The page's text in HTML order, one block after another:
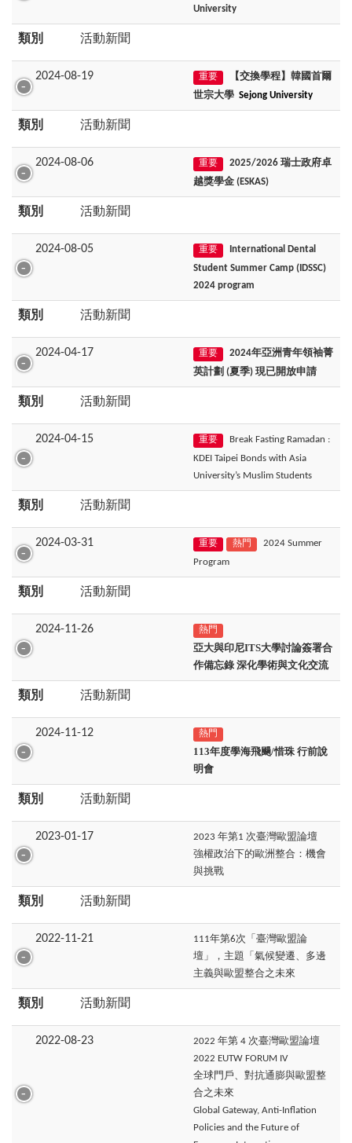
University
類別 活動新聞
2024-08-19 重要
【交換學程】韓國首爾
世宗大學 Sejong University
類別 活動新聞
2024-08-06 重要
2025/2026 瑞士政府卓
越獎學金 (ESKAS)
類別 活動新聞
2024-08-05 重要
International Dental
Student Summer Camp (IDSSC)
2024 program
類別 活動新聞
2024-04-17 重要
2024年亞洲青年領袖菁
英計劃 (夏季) 現已開放申請
類別 活動新聞
2024-04-15 重要
Break Fasting Ramadan :
KDEI Taipei Bonds with Asia
University’s Muslim Students
類別 活動新聞
2024-03-31 重要 熱門
2024 Summer
Program
類別 活動新聞
2024-11-26 熱門
亞大與印尼ITS大學討論簽署合
作備忘錄 深化學術與文化交流
類別 活動新聞
2024-11-12 熱門
113年度學海飛颺/惜珠 行前說
明會
類別 活動新聞
2023-01-17
2023 年第1 次臺灣歐盟論壇
強權政治下的歐洲整合：機會
與挑戰
類別 活動新聞
2022-11-21
111年第6次「臺灣歐盟論
壇」，主題「氣候變遷、多邊
主義與歐盟整合之未來
類別 活動新聞
2022-08-23
2022 年第 4 次臺灣歐盟論壇
2022 EUTW FORUM IV
全球門戶、對抗通膨與歐盟整
合之未來
Global Gateway, Anti-Inflation
Policies and the Future of